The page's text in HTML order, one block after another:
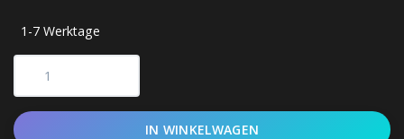
1-7 Werktage
IN WINKELWAGEN